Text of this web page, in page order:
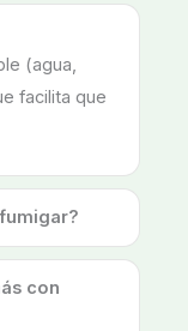
(agua,
facilita que
con